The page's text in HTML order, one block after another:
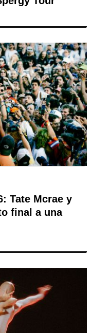
Tate Mcrae y
final a una